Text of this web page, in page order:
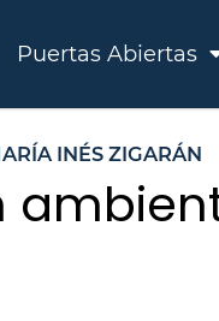
Puertas Abiertas
INÉS ZIGARÁN